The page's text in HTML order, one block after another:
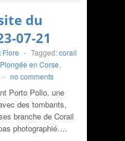
du
07-21
Flore - Tagged:corail
Plongée en Corse,
- no comments
Porto Pollo, une
des tombants,
branche de Corail
photographié….